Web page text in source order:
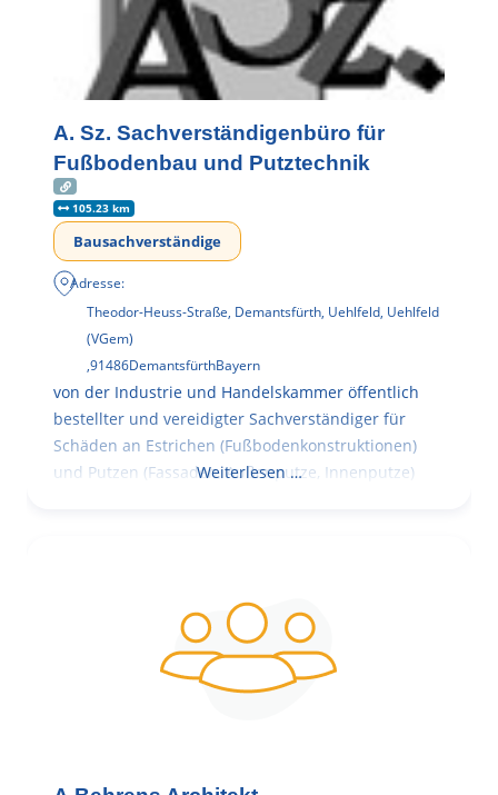
A. Sz. Sachverständigenbüro für
Fußbodenbau und Putztechnik
105.23 km
Bausachverständige
Adresse:
Theodor-Heuss-Straße, Demantsfürth, Uehlfeld, Uehlfeld
(VGem)
,91486DemantsfürthBayern
von der Industrie und Handelskammer öffentlich
bestellter und vereidigter Sachverständiger für
Schäden an Estrichen (Fußbodenkonstruktionen)
und Putzen (Fassaden, Außenputze, Innenputze)
Weiterlesen …